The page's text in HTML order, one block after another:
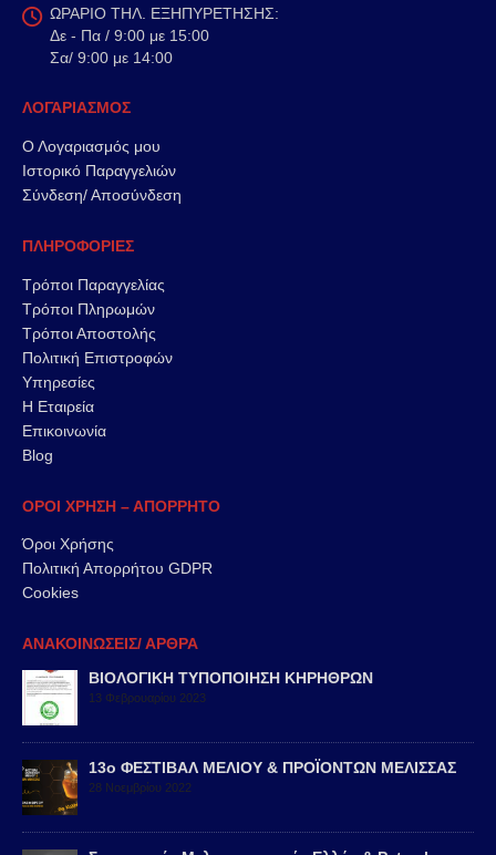
ΩΡΑΡΙΟ ΤΗΛ. ΕΞΗΠΥΡΕΤΗΣΗΣ:
Δε - Πα / 9:00 με 15:00
Σα/ 9:00 με 14:00
ΛΟΓΑΡΙΑΣΜΟΣ
Ο Λογαριασμός μου
Ιστορικό Παραγγελιών
Σύνδεση/ Αποσύνδεση
ΠΛΗΡΟΦΟΡΙΕΣ
Τρόποι Παραγγελίας
Τρόποι Πληρωμών
Τρόποι Αποστολής
Πολιτική Επιστροφών
Υπηρεσίες
Η Εταιρεία
Επικοινωνία
Blog
ΟΡΟΙ ΧΡΗΣΗ – ΑΠΟΡΡΗΤΟ
Όροι Χρήσης
Πολιτική Απορρήτου GDPR
Cookies
ΑΝΑΚΟΙΝΩΣΕΙΣ/ ΑΡΘΡΑ
ΒΙΟΛΟΓΙΚΗ ΤΥΠΟΠΟΙΗΣΗ ΚΗΡΗΘΡΩΝ
13 Φεβρουαρίου 2023
13ο ΦΕΣΤΙΒΑΛ ΜΕΛΙΟΥ & ΠΡΟΪΟΝΤΩΝ ΜΕΛΙΣΣΑΣ
28 Νοεμβρίου 2022